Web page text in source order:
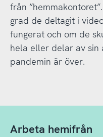
från
grad de deltagit i
fungerat och om de
hela eller delar av
pandemin är över.
Arbeta hemifrån